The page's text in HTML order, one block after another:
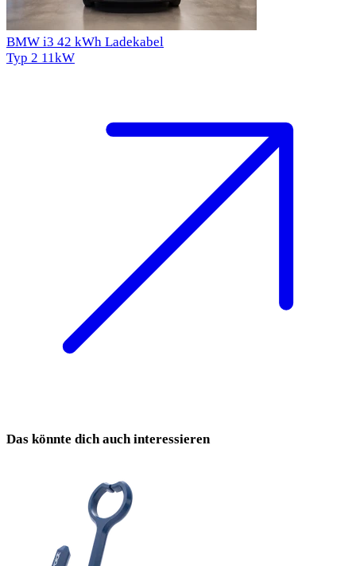
BMW i3 42 kWh Ladekabel
Typ 2 11kW
Das könnte dich auch interessieren